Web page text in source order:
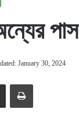
January 30, 2024
Share via Email Print